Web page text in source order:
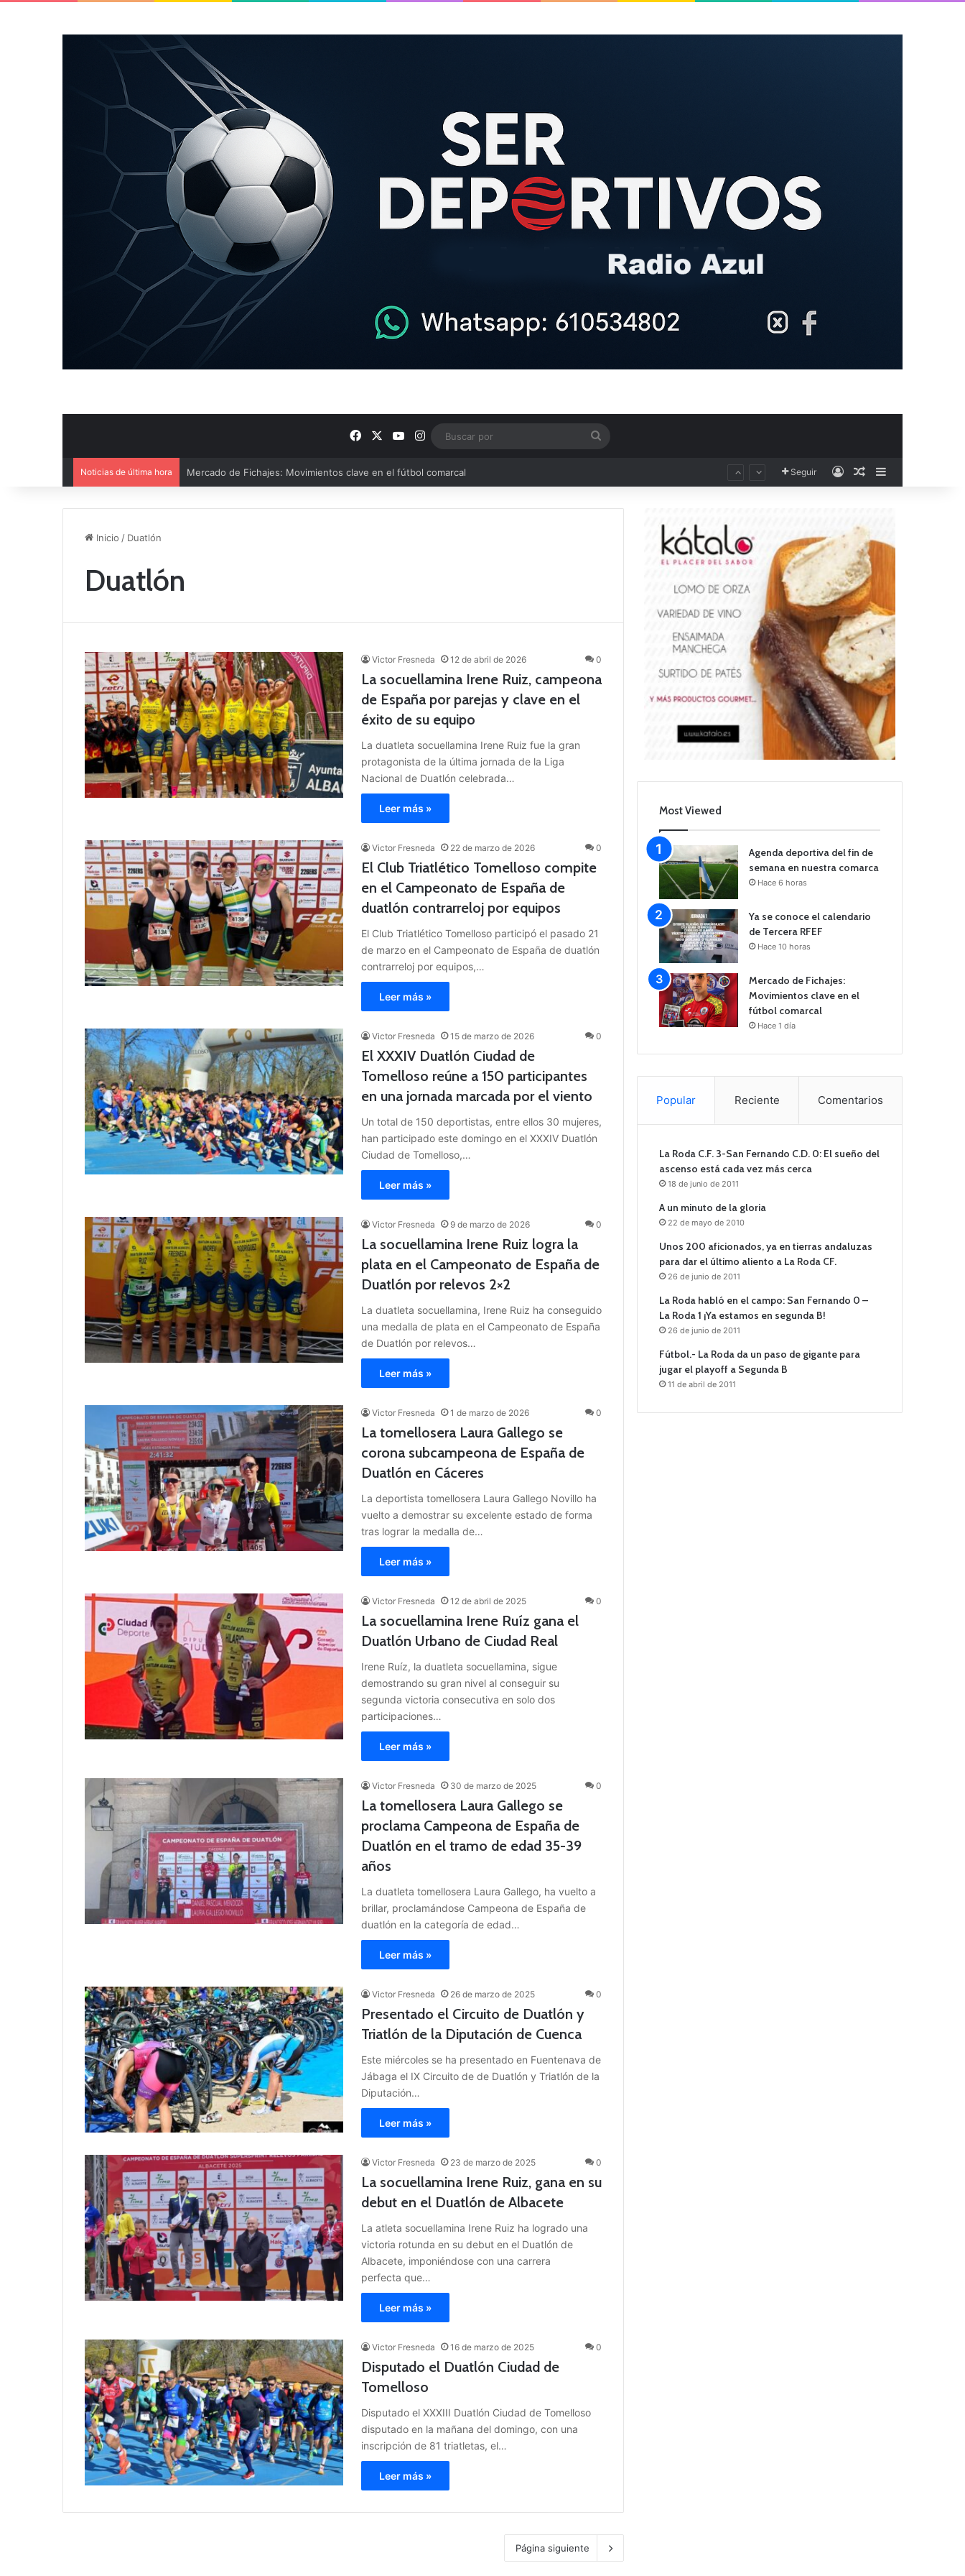
FacebookYouTube
Instagram
Noticias de última hora Mercado de Fichajes: Movimientos clave en el fútbol comarcal Seguir AccesoPublicación al
Inicio / Duatlón
Duatlón
Victor Fresneda 12 de abril de 2026 0
La socuellamina Irene Ruiz, campeona
de España por parejas y clave en el
éxito de su equipo
La duatleta socuellamina Irene Ruiz fue la gran
protagonista de la última jornada de la Liga
Nacional de Duatlón celebrada…
Leer más »
Victor Fresneda 22 de marzo de 2026 0
El Club Triatlético Tomelloso compite
en el Campeonato de España de
duatlón contrarreloj por equipos
El Club Triatlético Tomelloso participó el pasado 21
de marzo en el Campeonato de España de duatlón
contrarreloj por equipos,…
Leer más »
Victor Fresneda 15 de marzo de 2026 0
El XXXIV Duatlón Ciudad de
Tomelloso reúne a 150 participantes
en una jornada marcada por el viento
Un total de 150 deportistas, entre ellos 30 mujeres,
han participado este domingo en el XXXIV Duatlón
Ciudad de Tomelloso,…
Leer más »
Victor Fresneda 9 de marzo de 2026 0
La socuellamina Irene Ruiz logra la
plata en el Campeonato de España de
Duatlón por relevos 2×2
La duatleta socuellamina, Irene Ruiz ha conseguido
una medalla de plata en el Campeonato de España
de Duatlón por relevos…
Leer más »
Victor Fresneda 1 de marzo de 2026 0
La tomellosera Laura Gallego se
corona subcampeona de España de
Duatlón en Cáceres
La deportista tomellosera Laura Gallego Novillo ha
vuelto a demostrar su excelente estado de forma
tras lograr la medalla de…
Leer más »
Victor Fresneda 12 de abril de 2025 0
La socuellamina Irene Ruíz gana el
Duatlón Urbano de Ciudad Real
Irene Ruíz, la duatleta socuellamina, sigue
demostrando su gran nivel al conseguir su
segunda victoria consecutiva en solo dos
participaciones…
Leer más »
Victor Fresneda 30 de marzo de 2025 0
La tomellosera Laura Gallego se
proclama Campeona de España de
Duatlón en el tramo de edad 35-39
años
La duatleta tomellosera Laura Gallego, ha vuelto a
brillar, proclamándose Campeona de España de
duatlón en la categoría de edad…
Leer más »
Victor Fresneda 26 de marzo de 2025 0
Presentado el Circuito de Duatlón y
Triatlón de la Diputación de Cuenca
Este miércoles se ha presentado en Fuentenava de
Jábaga el IX Circuito de de Duatlón y Triatlón de la
Diputación…
Leer más »
Victor Fresneda 23 de marzo de 2025 0
La socuellamina Irene Ruiz, gana en su
debut en el Duatlón de Albacete
La atleta socuellamina Irene Ruiz ha logrado una
victoria rotunda en su debut en el Duatlón de
Albacete, imponiéndose con una carrera
perfecta que…
Leer más »
Victor Fresneda 16 de marzo de 2025 0
Disputado el Duatlón Ciudad de
Tomelloso
Disputado el XXXIII Duatlón Ciudad de Tomelloso
disputado en la mañana del domingo, con una
inscripción de 81 triatletas, el…
Leer más »
Página siguiente
Most Viewed
Agenda deportiva del fin de
semana en nuestra comarca
Hace 6 horas
Ya se conoce el calendario
de Tercera RFEF
Hace 10 horas
Mercado de Fichajes:
Movimientos clave en el
fútbol comarcal
Hace 1 día
Popular Reciente Comentarios
La Roda C.F. 3-San Fernando C.D. 0: El sueño del
ascenso está cada vez más cerca
18 de junio de 2011
A un minuto de la gloria
22 de mayo de 2010
Unos 200 aficionados, ya en tierras andaluzas
para dar el último aliento a La Roda CF.
26 de junio de 2011
La Roda habló en el campo: San Fernando 0 –
La Roda 1 ¡Ya estamos en segunda B!
26 de junio de 2011
Fútbol.- La Roda da un paso de gigante para
jugar el playoff a Segunda B
11 de abril de 2011